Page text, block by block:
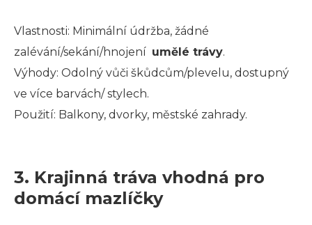
Vlastnosti: Minimální údržba, žádné
zalévání/sekání/hnojení umělé trávy.
Výhody: Odolný vůči škůdcům/plevelu, dostupný
ve více barvách/ stylech.
Použití: Balkony, dvorky, městské zahrady.
3. Krajinná tráva vhodná pro
domácí mazlíčky